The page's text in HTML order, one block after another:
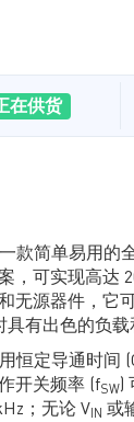
在供货
款简单易用的
，可实现高达
无源器件，它
具有出色的负载
恒定导通时间
开关频率 (fSW)
；无论 V IN 或